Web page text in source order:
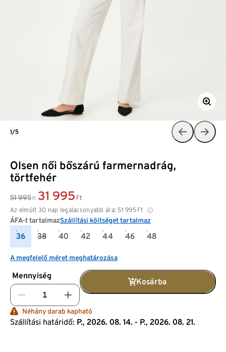
Olsen női bőszárú farmernadrág,
törtfehér
51 995 Ft 31 995 Ft
Az elmúlt 30 nap legalacsonyabb ára: 51 995 Ft
ÁFA-t tartalmazSzállítási költséget tartalmaz
36 38 40 42 44 46 48
A megfelelő méret meghatározása
Mennyiség
Kosárba
Néhány darab kapható
Szállítási határidő: P., 2026. 08. 14. - P., 2026. 08. 21.
1/5